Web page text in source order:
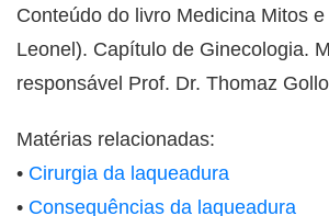
Conteúdo do livro Medicina Mitos
Leonel). Capítulo de Ginecologia.
responsável Prof. Dr. Thomaz
Matérias relacionadas:
• Cirurgia da laqueadura
• Consequências da laqueadura